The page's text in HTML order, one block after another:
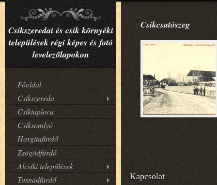
Csíkszeredai és csík környéki
települések régi képes és fotó
levelezőlapokon
Főoldal
Csíkszereda
Csíktaploca
Csíksomlyó
Hargitafürdő
Zsögödfürdő
Alcsíki települések
Tusnádfürdő
Csíkcsatószeg
Kapcsolat